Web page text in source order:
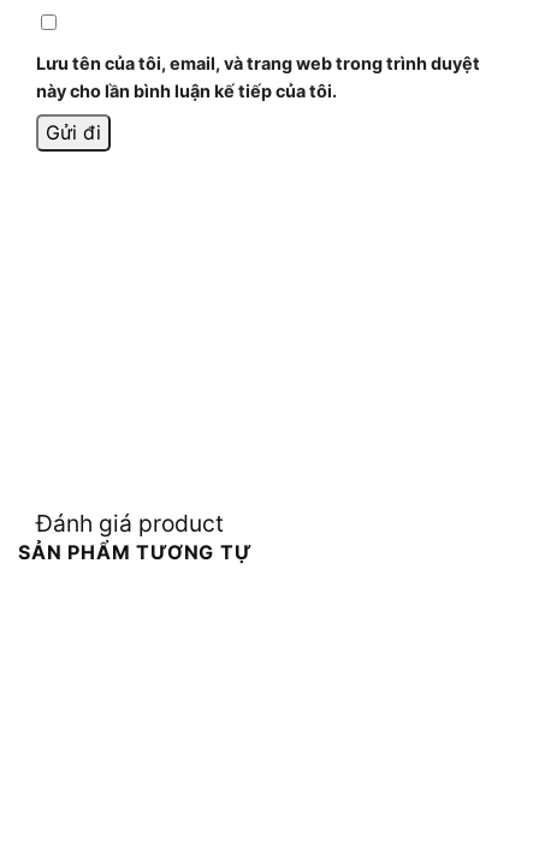
Lưu tên của tôi, email, và trang web trong trình duyệt
này cho lần bình luận kế tiếp của tôi.
Đánh giá product
SẢN PHẨM TƯƠNG TỰ